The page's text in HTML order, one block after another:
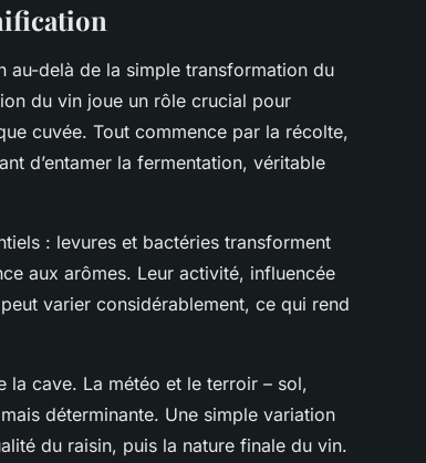
au-delà de la simple transformation du
du vin joue un rôle crucial pour
cuvée. Tout commence par la récolte,
d’entamer la fermentation, véritable
: levures et bactéries transforment
aux arômes. Leur activité, influencée
varier considérablement, ce qui rend
la cave. La météo et le terroir – sol,
déterminante. Une simple variation
du raisin, puis la nature finale du vin.